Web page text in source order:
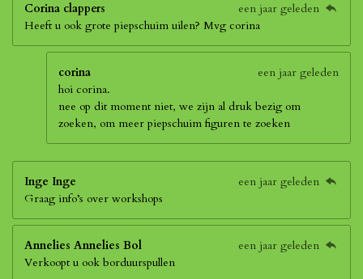
Corina clappers
een jaar geleden
Heeft u ook grote piepschuim uilen? Mvg corina
corina
een jaar geleden
hoi corina.
nee op dit moment niet, we zijn al druk bezig om
zoeken, om meer piepschuim figuren te zoeken
Inge Inge
een jaar geleden
Graag info’s over workshops
Annelies Annelies Bol
een jaar geleden
Verkoopt u ook borduurspullen